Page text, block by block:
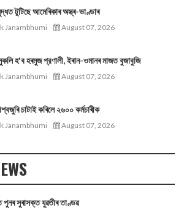
টুটিছে আমেৰিকাৰ অস্ত্ৰ-ভাণ্ডাৰ
Janambhumi August 07, 2026
হ'ব হৰমুজ প্রণালী, ইৰান-ওমানৰ মাজত বুজাবুজি
Janambhumi August 07, 2026
চাটাই কৰিলে ২৬০০ কৰ্মচাৰীক
Janambhumi August 07, 2026
পুনৰ সুৰাসক্ত যুৱতীৰ তাণ্ডৱ